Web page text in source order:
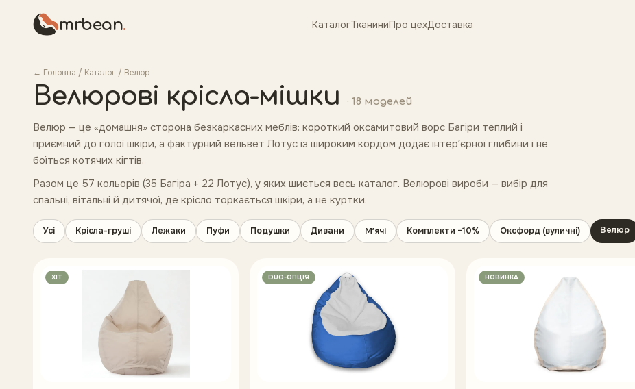
mrbean. КаталогТканиниПро цехДоставка
← Головна / Каталог / Велюр
Велюрові крісла-мішки · 18 моделей
Велюр — це «домашня» сторона безкаркасних меблів: короткий оксамитовий ворс Багіри теплий і
приємний до голої шкіри, а фактурний вельвет Лотус із широким кордом додає інтерʼєрної глибини і не
боїться котячих кігтів.
Разом це 57 кольорів (35 Багіра + 22 Лотус), у яких шиється весь каталог. Велюрові вироби — вибір для
спальні, вітальні й дитячої, де крісло торкається шкіри, а не куртки.
Усі Крісла-груші Лежаки Пуфи Подушки Дивани Мʼячі Комплекти −10% Оксфорд (вуличні) Велюр
ХІТ DUO-ОПЦІЯ НОВИНКА